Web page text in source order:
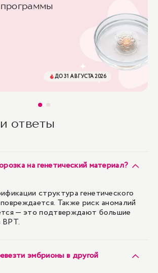
ДО 31 АВГУСТА 2026
ответы
на генетический материал?
структура генетического
Также риск аномалий
— это подтверждают большие
ВРТ.
эмбрионы в другой